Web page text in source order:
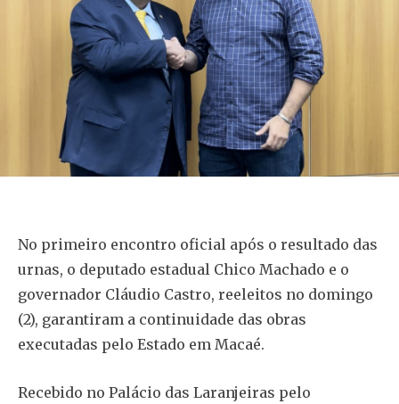
No primeiro encontro oficial após o resultado das
urnas, o deputado estadual Chico Machado e o
governador Cláudio Castro, reeleitos no domingo
(2), garantiram a continuidade das obras
executadas pelo Estado em Macaé.
Recebido no Palácio das Laranjeiras pelo